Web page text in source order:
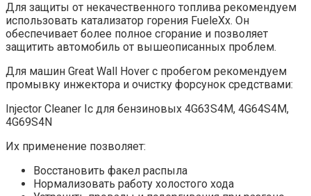
Для защиты от некачественного топлива рекомендуем
использовать катализатор горения FueleXx. Он
обеспечивает более полное сгорание и позволяет
защитить автомобиль от вышеописанных проблем.
Для машин Great Wall Hover с пробегом рекомендуем
промывку инжектора и очистку форсунок средствами:
Injector Cleaner Ic для бензиновых 4G63S4M, 4G64S4M,
4G69S4N
Их применение позволяет:
Восстановить факел распыла
Нормализовать работу холостого хода